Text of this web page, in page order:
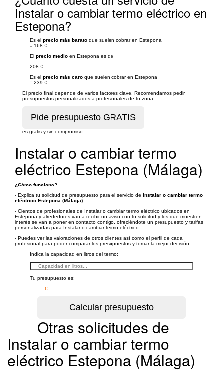
Instalar o cambiar termo eléctrico en
Estepona?
Es el precio más barato que suelen cobrar en Estepona
↓ 168 €
El precio medio en Estepona es de
208 €
Es el precio más caro que suelen cobrar en Estepona
↑ 239 €
El precio final depende de varios factores clave. Recomendamos pedir
presupuestos personalizados a profesionales de tu zona.
es gratis y sin compromiso
Instalar o cambiar termo
eléctrico Estepona (Málaga)
¿Cómo funciona?
- Explica tu solicitud de presupuesto para el servicio de Instalar o cambiar termo
eléctrico Estepona (Málaga)
- Cientos de profesionales de Instalar o cambiar termo eléctrico ubicados en
Estepona y alrededores van a recibir un aviso con tu solicitud y los que muestren
interés se van a poner en contacto contigo, ofreciéndote un presupuesto y tarifas
personalizadas para Instalar o cambiar termo eléctrico.
- Puedes ver las valoraciones de otros clientes así como el perfil de cada
profesional para poder comparar los presupuestos y tomar la mejor decisión.
Indica la capacidad en litros del termo:
Tu presupuesto es:
– €
Otras solicitudes de
Instalar o cambiar termo
eléctrico Estepona (Málaga)